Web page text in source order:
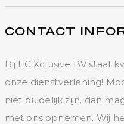
CONTACT
Bij EG Xclusive BV staat
onze dienstverlening!
niet duidelijk zijn, dan
met ons opnemen. Wij